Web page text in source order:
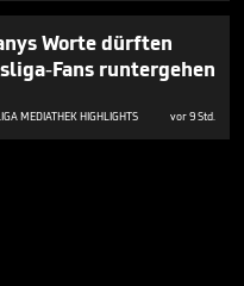
Worte dürften
Fans runtergehen
MEDIATHEK HIGHLIGHTS vor 9 Std.